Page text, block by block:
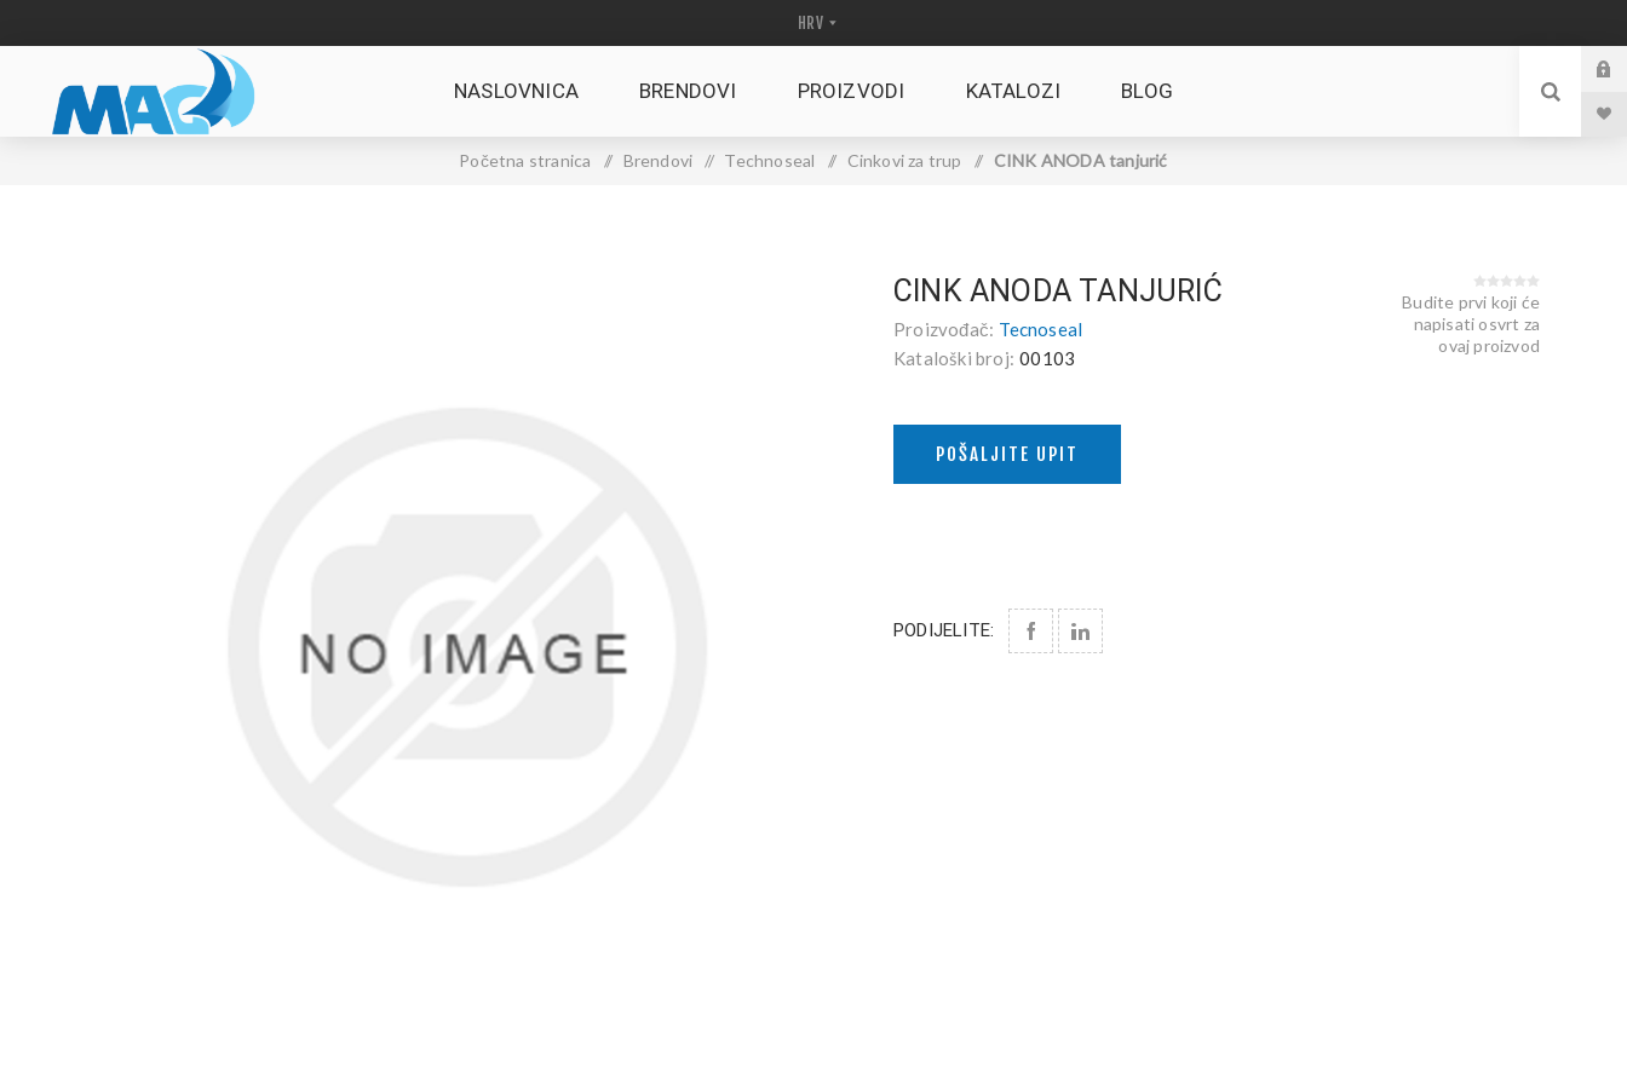
NASLOVNICA BRENDOVI PROIZVODI KATALOZI BLOG
Početna stranica / Brendovi / Technoseal / Cinkovi za trup / CINK ANODA tanjurić
CINK ANODA TANJURIĆ
Proizvođač: Tecnoseal
Kataloški broj: 00103
Budite prvi koji će
napisati osvrt za
ovaj proizvod
POŠALJITE UPIT
PODIJELITE: